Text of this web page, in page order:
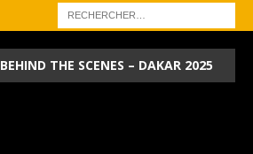
BEHIND THE SCENES – DAKAR 2025